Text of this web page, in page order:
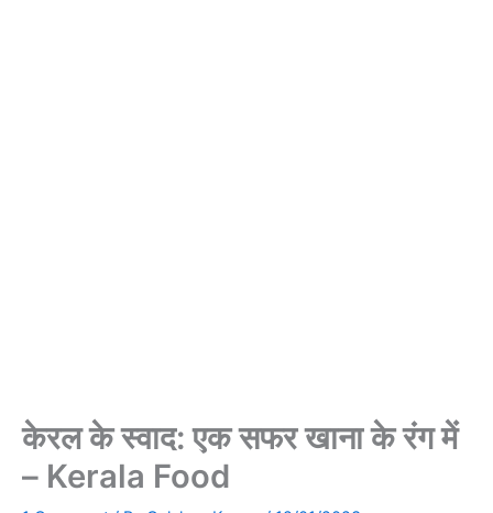
केरल के स्वाद: एक सफर खाना के रंग में
– Kerala Food